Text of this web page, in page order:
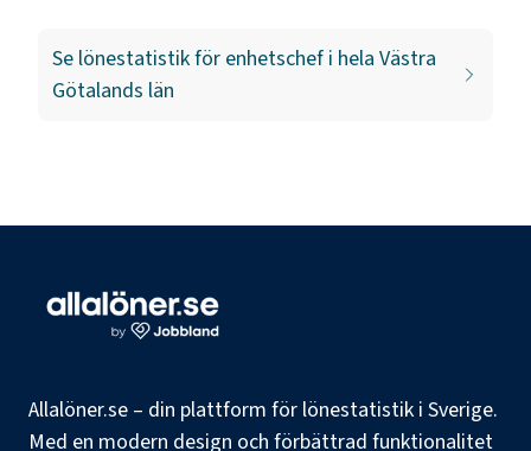
Se lönestatistik för enhetschef i hela Västra
Götalands län
Allalöner.se – din plattform för lönestatistik i Sverige.
Med en modern design och förbättrad funktionalitet